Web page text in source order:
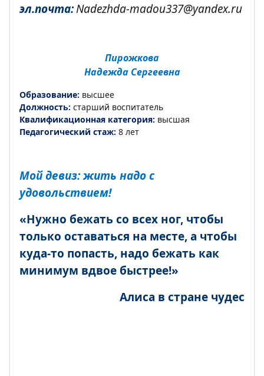
эл.почта:Nadezhda-madou337@yandex.ru
Пирожкова
Надежда Сергеевна
Образование: высшее
Должность: старший воспитатель
Квалификационная категория: высшая
Педагогический стаж: 8 лет
Мой девиз: жить надо с
удовольствием!
«Нужно бежать со всех ног, чтобы
только оставаться на месте, а чтобы
куда-то попасть, надо бежать как
минимум вдвое быстрее!»
Алиса в стране чудес